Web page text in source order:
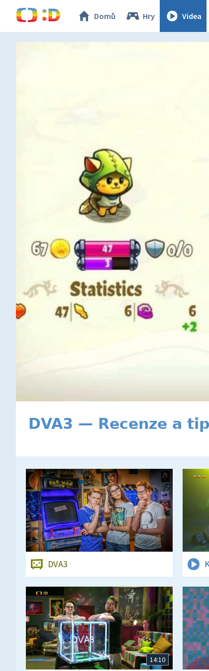
Domů Hry Videa
DVA3 — Recenze a
DVA3
14:10